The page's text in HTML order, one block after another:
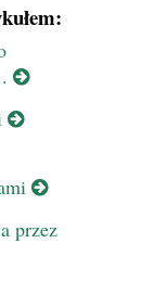
przez